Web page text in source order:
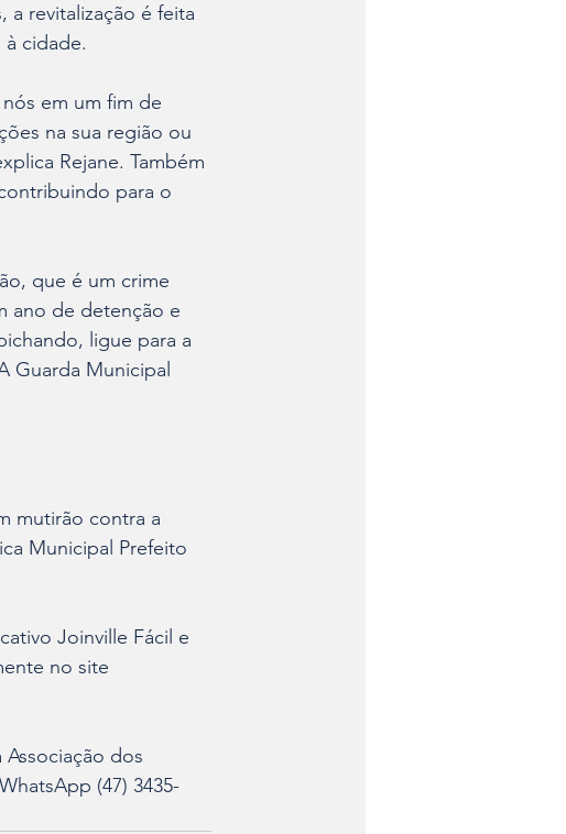
a revitalização é feita
cidade.
em um fim de
na sua região ou
Rejane. Também
para o
que é um crime
ano de detenção e
ligue para a
Guarda Municipal
mutirão contra a
Municipal Prefeito
Joinville Fácil e
no site
dos
(47) 3435-